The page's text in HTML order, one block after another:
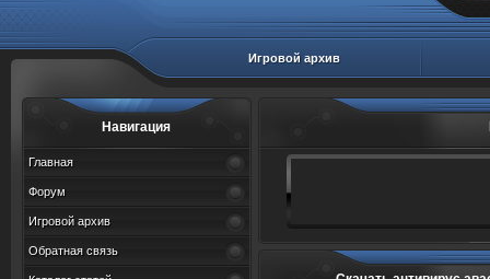
Игровой архив
Навигация
Главная
Форум
Игровой архив
Обратная связь